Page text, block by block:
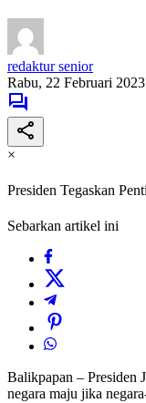
redaktur senior
Rabu, 22 Februari 2023
×
Presiden Tegaskan
Sebarkan artikel ini
Balikpapan – Presiden
negara maju jika